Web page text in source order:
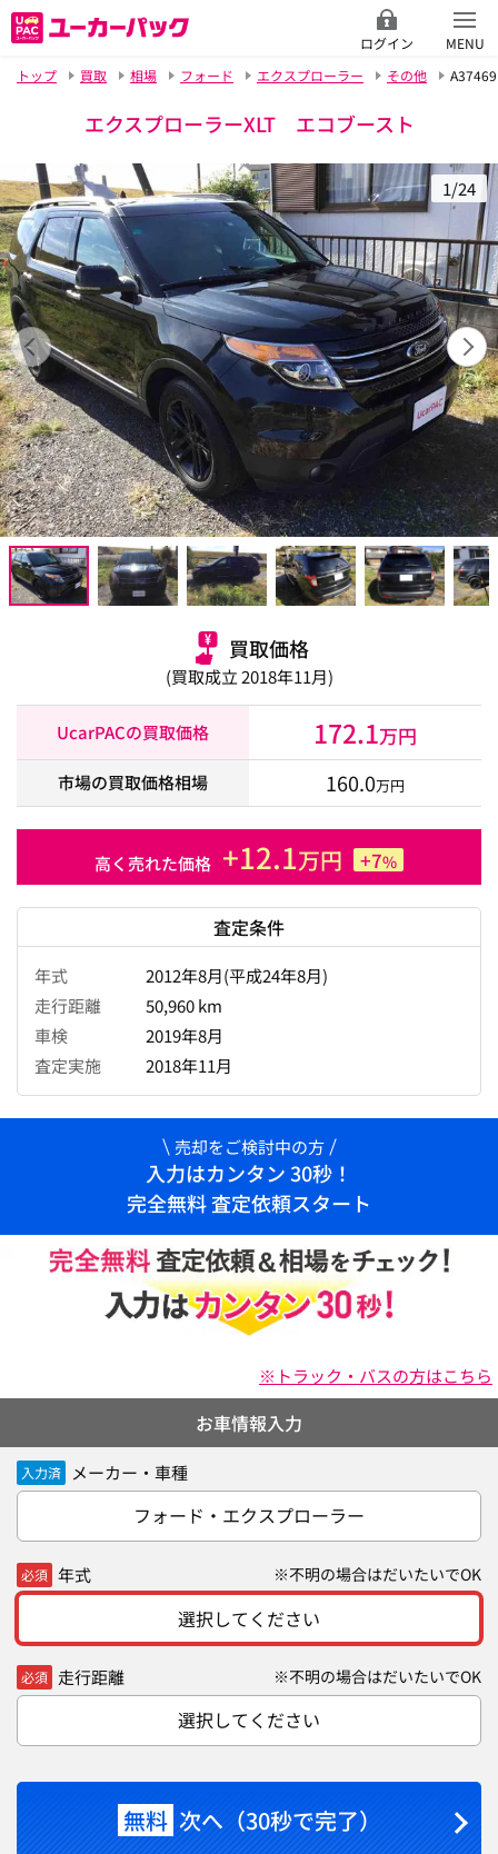
ログイン
MENU
トップ
買取 相場 フォード エクスプローラー その他 A37469
エクスプローラーXLT エコブースト
1/24
買取価格
(買取成立 2018年11月)
UcarPACの買取価格 172.1万円
市場の買取価格相場 160.0万円
高く売れた価格 +12.1万円 +7%
査定条件
年式
2012年8月(平成24年8月)
走行距離
50,960 km
車検
2019年8月
査定実施
2018年11月
売却をご検討中の方
入力はカンタン 30秒！
完全無料 査定依頼スタート
※トラック・バスの方はこちら
お車情報入力
入力済 メーカー・車種
フォード・エクスプローラー
必須 年式 ※不明の場合はだいたいでOK
選択してください
必須 走行距離 ※不明の場合はだいたいでOK
選択してください
無料 次へ（30秒で完了）